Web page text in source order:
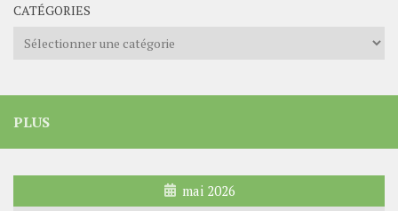
CATÉGORIES
Catégories
PLUS
mai 2026